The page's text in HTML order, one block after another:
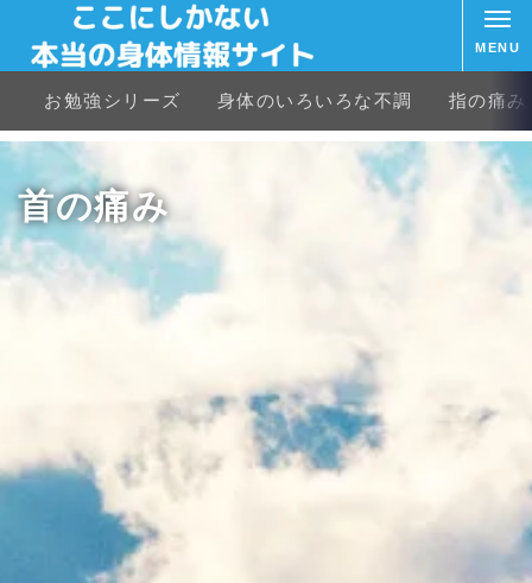
MENU
お勉強シリーズ 身体のいろいろな不調 指の痛み
首の痛み